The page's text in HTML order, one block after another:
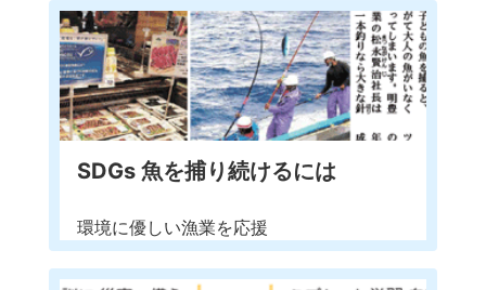
SDGs 魚を捕り続けるには
環境に優しい漁業を応援